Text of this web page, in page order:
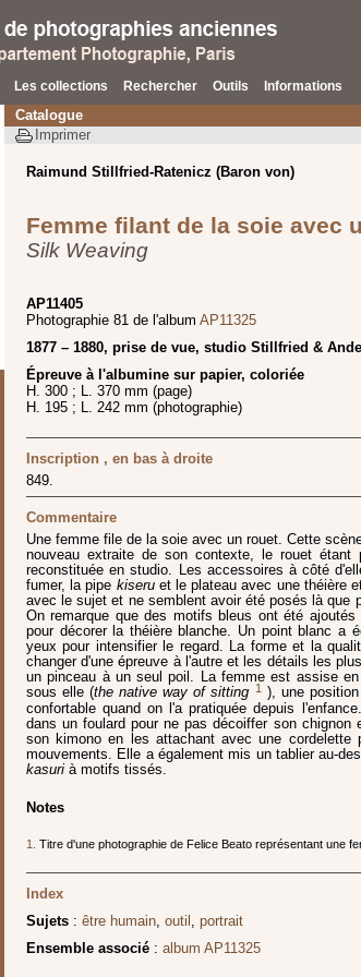
Les collections Rechercher Outils Informations
Catalogue
Imprimer
Raimund Stillfried-Ratenicz (Baron von)
Femme filant de la soie avec
Silk Weaving
AP11405
Photographie 81 de l'album AP11325
1877 – 1880, prise de vue, studio Stillfried &
Épreuve à l'albumine sur papier, coloriée
H. 300 ; L. 370 mm (page)
H. 195 ; L. 242 mm (photographie)
Inscription , en bas à droite
849.
Commentaire
Une femme file de la soie avec un rouet. Cette
nouveau extraite de son contexte, le rouet étant
reconstituée en studio. Les accessoires à côté
fumer, la pipe kiseruet le plateau avec une théière
avec le sujet et ne semblent avoir été posés là que
On remarque que des motifs bleus ont été
pour décorer la théière blanche. Un point blanc a
yeux pour intensifier le regard. La forme et la
changer d'une épreuve à l'autre et les détails les
un pinceau à un seul poil. La femme est assise
sous elle (the native way of sitting 1 ), une
confortable quand on l'a pratiquée depuis
dans un foulard pour ne pas décoiffer son chignon
son kimono en les attachant avec une cordelette
mouvements. Elle a également mis un tablier au-
kasuri à motifs tissés.
Notes
1. Titre d'une photographie de Felice Beato représentant une
Index
Sujets : être humain, outil , portrait
Ensemble associé : album AP11325